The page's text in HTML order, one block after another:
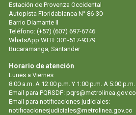
Estación de Provenza Occidental
Autopista Floridablanca N° 86-30
Barrio Diamante II
Teléfono: (+57) (607) 697-6746
WhatsApp WEB: 301-517-9379
Bucaramanga, Santander
Horario de atención
Lunes a Viernes
8:00 a.m. A 12:00 p.m. Y 1:00 p.m. A 5:00 p.m.
Email para PQRSDF: pqrs@metrolinea.gov.co
Email para notificaciones judiciales:
notificacionesjudiciales@metrolinea.gov.co